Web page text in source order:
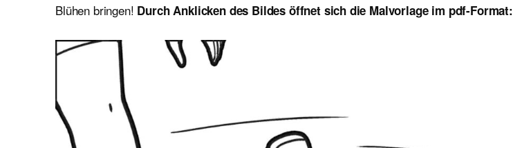
Blühen bringen! Durch Anklicken des Bildes öffnet sich die Malvorlage im pdf-Format: